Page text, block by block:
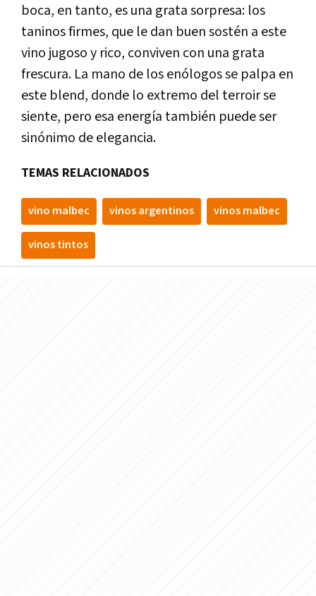
boca, en tanto, es una grata sorpresa: los
taninos firmes, que le dan buen sostén a este
vino jugoso y rico, conviven con una grata
frescura. La mano de los enólogos se palpa en
este blend, donde lo extremo del terroir se
siente, pero esa energía también puede ser
sinónimo de elegancia.
TEMAS RELACIONADOS
vino malbec vinos argentinos vinos malbec
vinos tintos